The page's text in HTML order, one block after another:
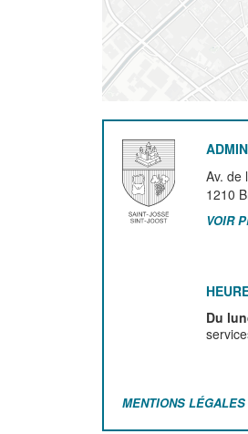
Av. de
1210
VOIR
Du
MENTIONS LÉGALES